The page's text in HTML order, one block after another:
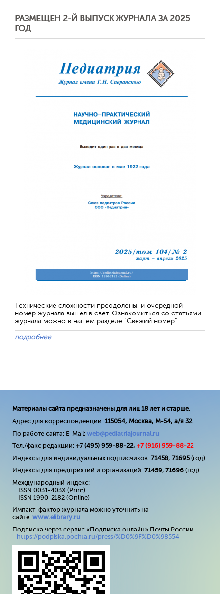
РАЗМЕЩЕН 2-Й ВЫПУСК ЖУРНАЛА ЗА 2025
ГОД
Технические сложности преодолены, и очередной
номер журнала вышел в свет. Ознакомиться со статьями
журнала можно в нашем разделе "Свежий номер"
подробнее
Материалы сайта предназначены для лиц 18 лет и старше.
Адрес для корреспонденции: 115054, Москва, М-54, а/я 32.
По работе сайта: E-Mail: web@pediatriajournal.ru
Тел./факс редакции: +7 (495) 959-88-22, +7 (916) 959-88-22
Индексы для индивидуальных подписчиков: 71458, 71695(год)
Индексы для предприятий и организаций: 71459, 71696 (год)
Международный индекс:
ISSN 0031-403X (Print)
ISSN 1990-2182 (Online)
Импакт-фактор журнала можно уточнить на
сайте: www.elibrary.ru
Подписка через сервис «Подписка онлайн» Почты России
- https://podpiska.pochta.ru/press/%D0%9F%D0%98554